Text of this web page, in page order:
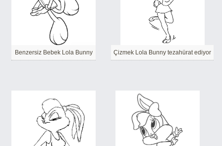
Benzersiz Bebek Lola Bunny Çizmek Lola Bunny tezahürat ediyor